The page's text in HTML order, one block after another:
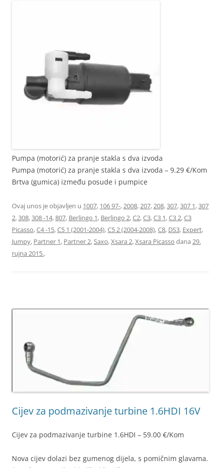
Pumpa (motorić) za pranje stakla s dva izvoda
Pumpa (motorić) za pranje stakla s dva izvoda – 9.29 €/Kom
Brtva (gumica) između posude i pumpice
Ovaj unos je objavljen u 1007, 106 97-,2008,207,208,307,307 1,307
2,308,308 -14,807, Berlingo 1, Berlingo 2,C2,C3,C3 1,C3 2,C3
Picasso,C4 -15,C5 1 (2001-2004),C5 2 (2004-2008),C8, DS3, Expert,
Jumpy, Partner 1, Partner 2,Saxo,Xsara 2,Xsara Picasso dana 29.
rujna 2015..
Cijev za podmazivanje turbine 1.6HDI 16V
Cijev za podmazivanje turbine 1.6HDI – 59.00 €/Kom
Nova cijev dolazi bez gumenog dijela, s pomičnim glavama.